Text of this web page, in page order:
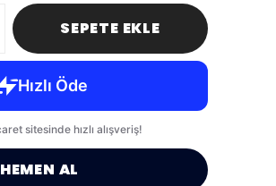
SEPETE EKLE
HEMEN AL